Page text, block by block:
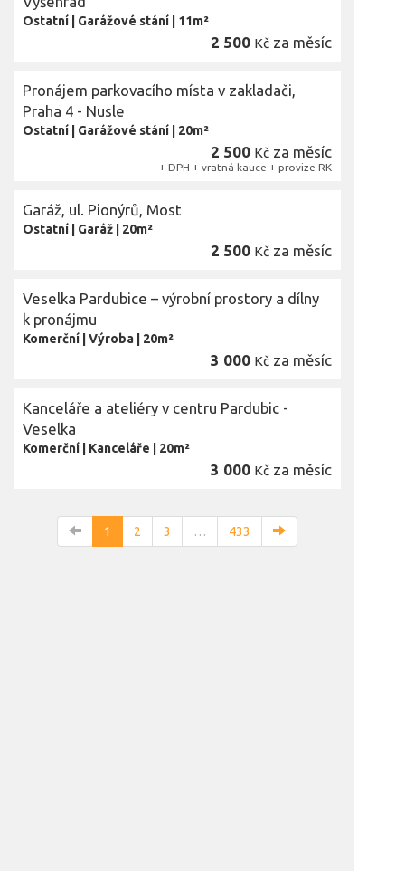
Ostatní Garážové stání 11m²
2 500 Kč za měsíc
Pronájem parkovacího místa v zakladači,
Praha 4 - Nusle
Ostatní Garážové stání 20m²
2 500 Kč za měsíc
+ DPH + vratná kauce + provize RK
Garáž, ul. Pionýrů, Most
Ostatní Garáž 20m²
2 500 Kč za měsíc
Veselka Pardubice – výrobní prostory a dílny
k pronájmu
Komerční Výroba 20m²
3 000 Kč za měsíc
Kanceláře a ateliéry v centru Pardubic -
Veselka
Komerční Kanceláře 20m²
3 000 Kč za měsíc
1 2 3 … 433